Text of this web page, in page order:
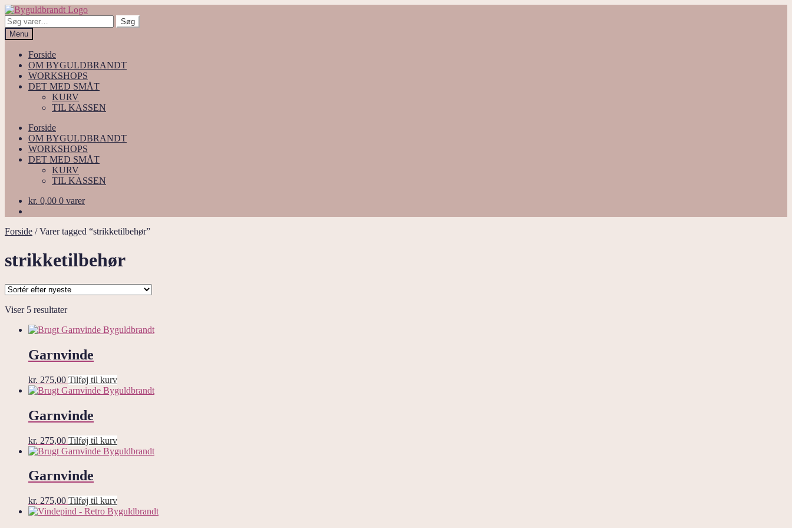
Spring
til
navigation
Spring
til
indhold
Søg
efter:
Søg
Menu
Forside
OM BYGULDBRANDT
WORKSHOPS
DET MED SMÅT
KURV
TIL KASSEN
Forside
OM BYGULDBRANDT
WORKSHOPS
DET MED SMÅT
KURV
TIL KASSEN
kr. 0,00 0 varer
Forside /Varer tagged “strikketilbehør”
strikketilbehør
Viser 5 resultaterSorteret
seneste
Garnvinde
kr. 275,00 Tilføj til kurv
Garnvinde
kr. 275,00 Tilføj til kurv
Garnvinde
kr. 275,00 Tilføj til kurv